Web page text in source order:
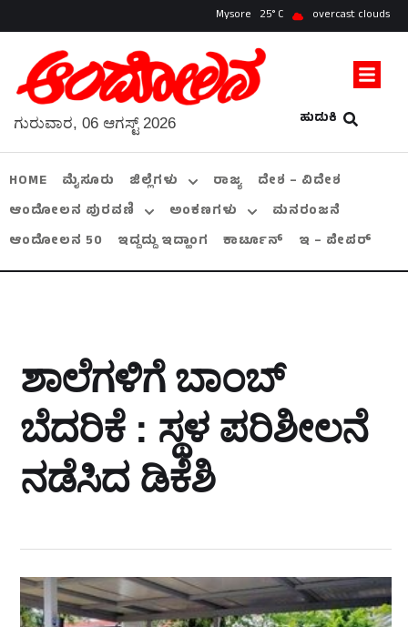
Mysore 25 overcast clouds
ಹುಡುಕಿ
ಗುರುವಾರ, 06 ಆಗಸ್ಟ್ 2026
HOME ಮೈಸೂರು ಜಿಲ್ಲೆಗಳು ರಾಜ್ಯ
ದೇಶ – ವಿದೇಶ
ಆಂದೋಲನ ಪುರವಣಿ
ಅಂಕಣಗಳು
ಮನರಂಜನೆ
ಆಂದೋಲನ 50
ಇದ್ದದ್ದು ಇದ್ಹಾಂಗ ಕಾರ್ಟೂನ್ ಇ – ಪೇಪರ್
ಶಾಲೆಗಳಿಗೆ ಬಾಂಬ್‌
ಬೆದರಿಕೆ : ಸ್ಥಳ ಪರಿಶೀಲನೆ
ನಡೆಸಿದ ಡಿಕೆಶಿ